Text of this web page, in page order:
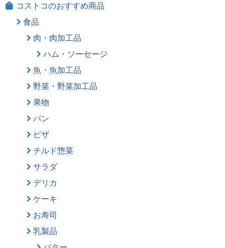
コストコのおすすめ商品
食品
肉・肉加工品
ハム・ソーセージ
魚・魚加工品
野菜・野菜加工品
果物
パン
ピザ
チルド惣菜
サラダ
デリカ
ケーキ
お寿司
乳製品